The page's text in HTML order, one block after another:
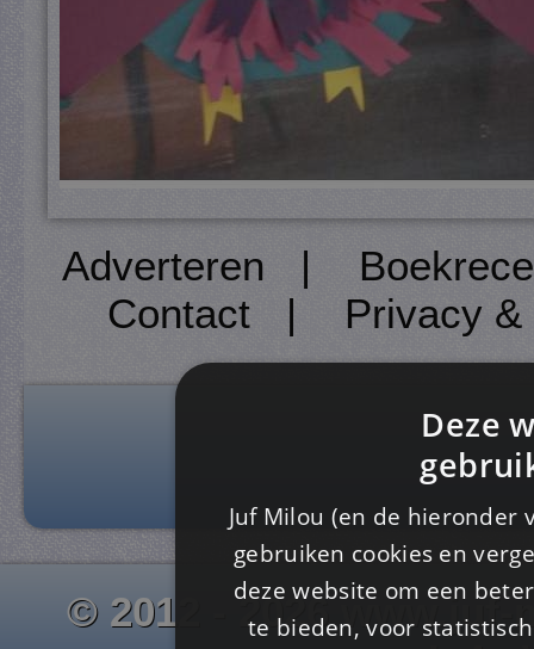
Adverteren |
Contact| Privacy
© 2012 - 2026
Deze
Juf Milou (en de
gebruiken cookies en
deze website om een
te bieden, voor